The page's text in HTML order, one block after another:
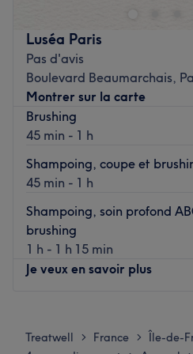
Transport public le plus proche
A quelques minutes à pied de
(ligne 5)
Marjorie ous accueille dans un
sublimer votre beauté naturelle
L’atmosphère : un cadre
Les spécialités de
le maquillage permanent.
Voir le
Luséa Paris
Pas d'avis
Boulevard Beaumarchais,
Montrer sur la carte
Brushing
45 min - 1 h
Shampoing, coupe et
45 min - 1 h
Shampoing, soin profond
brushing
1 h - 1 h 15 min
Je veux en savoir plus
Mardi
Mercredi
Treatwell > France > Île-de-